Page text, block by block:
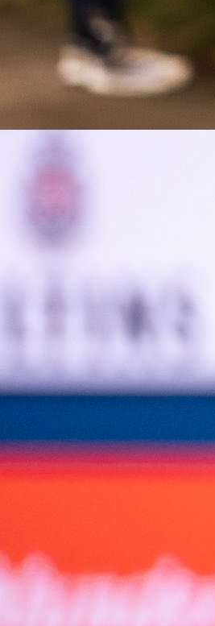
Ukoliko pogledamo na
sebe ostavio mnoga
očekujemo da uđe u TOP 10 i